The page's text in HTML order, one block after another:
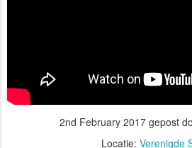
2nd February 2017gepost
Locatie: Verenigde